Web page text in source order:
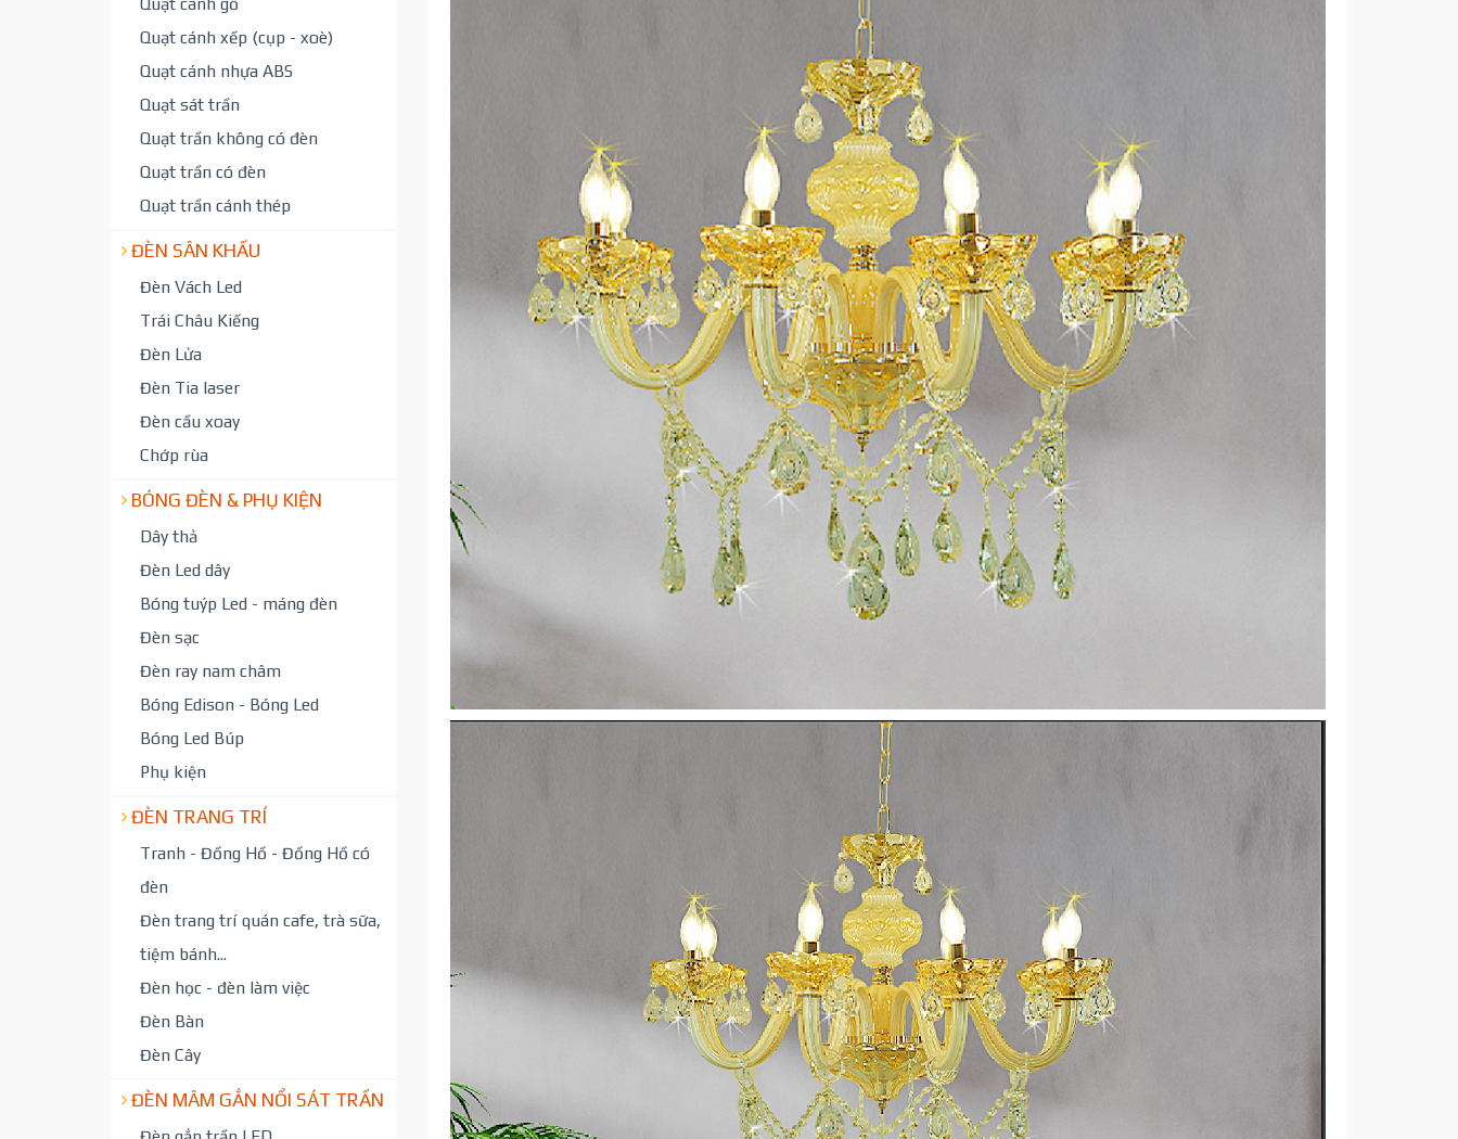
Quạt cánh xếp (cụp - xoè)
Quạt cánh nhựa ABS
Quạt sát trần
Quạt trần không có đèn
Quạt trần có đèn
Quạt trần cánh thép
ĐÈN SÂN KHẤU
Đèn Vách Led
Trái Châu Kiếng
Đèn Lửa
Đèn Tia laser
Đèn cầu xoay
Chớp rùa
BÓNG ĐÈN & PHỤ KIỆN
Dây thả
Đèn Led dây
Bóng tuýp Led - máng đèn
Đèn sạc
Đèn ray nam châm
Bóng Edison - Bóng Led
Bóng Led Búp
Phụ kiện
ĐÈN TRANG TRÍ
Tranh - Đồng Hồ - Đồng Hồ có
đèn
Đèn trang trí quán cafe, trà sữa,
tiệm bánh...
Đèn học - đèn làm việc
Đèn Bàn
Đèn Cây
ĐÈN MÂM GẮN NỔI SÁT TRẦN